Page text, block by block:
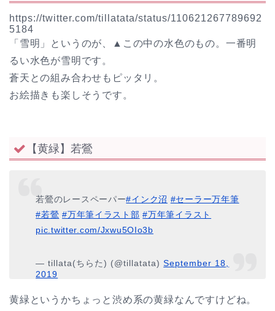
https://twitter.com/tillatata/status/110621267789692
5184
「雪明」というのが、▲この中の水色のもの。一番明
るい水色が雪明です。
蒼天との組み合わせもピッタリ。
お絵描きも楽しそうです。
【黄緑】若鶯
若鶯のレースペーパー#インク沼 #セーラー万年筆
#若鶯 #万年筆イラスト部 #万年筆イラスト
pic.twitter.com/Jxwu5OIo3b
— tillata(ちらた) (@tillatata)September 18,
2019
黄緑というかちょっと渋め系の黄緑なんですけどね。